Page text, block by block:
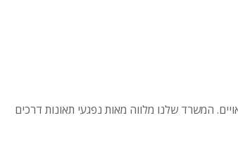
המשרד שלנו מלווה מאות נפגעי תאונות דרכים